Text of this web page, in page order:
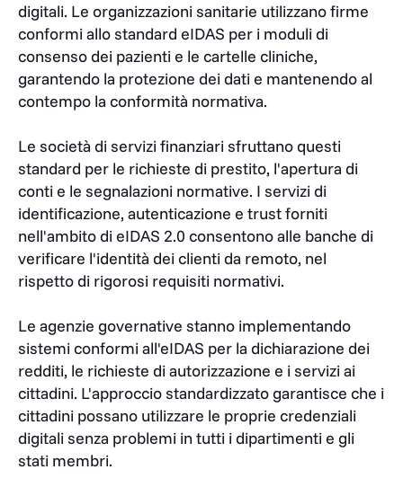
digitali. Le organizzazioni sanitarie utilizzano firme
conformi allo standard eIDAS per i moduli di
consenso dei pazienti e le cartelle cliniche,
garantendo la protezione dei dati e mantenendo al
contempo la conformità normativa.
Le società di servizi finanziari sfruttano questi
standard per le richieste di prestito, l'apertura di
conti e le segnalazioni normative. I servizi di
identificazione, autenticazione e trust forniti
nell'ambito di eIDAS 2.0 consentono alle banche di
verificare l'identità dei clienti da remoto, nel
rispetto di rigorosi requisiti normativi.
Le agenzie governative stanno implementando
sistemi conformi all'eIDAS per la dichiarazione dei
redditi, le richieste di autorizzazione e i servizi ai
cittadini. L'approccio standardizzato garantisce che i
cittadini possano utilizzare le proprie credenziali
digitali senza problemi in tutti i dipartimenti e gli
stati membri.